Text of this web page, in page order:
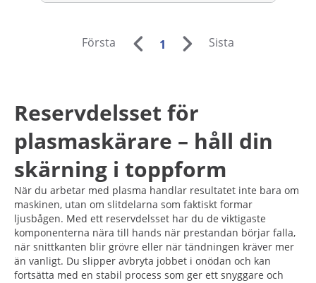
Första 1 Sista
Reservdelsset för
plasmaskärare – håll din
skärning i toppform
När du arbetar med plasma handlar resultatet inte bara om
maskinen, utan om slitdelarna som faktiskt formar
ljusbågen. Med ett reservdelsset har du de viktigaste
komponenterna nära till hands när prestandan börjar falla,
när snittkanten blir grövre eller när tändningen kräver mer
än vanligt. Du slipper avbryta jobbet i onödan och kan
fortsätta med en stabil process som ger ett snyggare och